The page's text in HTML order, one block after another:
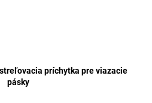
príchytka pre viazacie
pásky